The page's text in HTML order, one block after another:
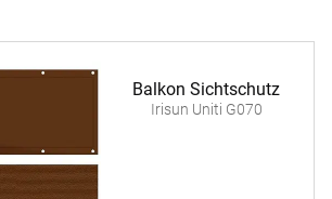
Balkon Sichtschutz
Irisun Uniti G070